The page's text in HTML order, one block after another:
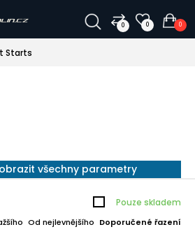
0 0 0
Starts
všechny parametry
Pouze skladem
Od nejlevnějšího Doporučené řazení